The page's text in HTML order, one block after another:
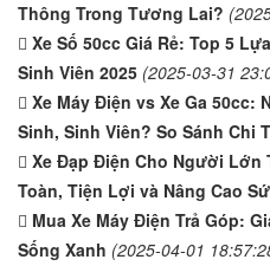
Thông Trong Tương Lai?
Xe Số 50cc Giá Rẻ: Top 5
Sinh Viên 2025 (2025-03-31
Xe Máy Điện vs Xe Ga 50cc:
Sinh, Sinh Viên? So Sánh Chi
Xe Đạp Điện Cho Người Lớn
Toàn, Tiện Lợi và Nâng Cao
Mua Xe Máy Điện Trả Góp:
Sống Xanh (2025-04-01